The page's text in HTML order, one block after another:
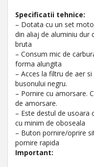
Specificatii tehnice:
– Dotata cu un set
din aliaj de aluminiu dur
bruta
– Consum mic de
forma alungita
– Acces la filtru de aer
busonului negru.
– Pornire cu amorsare.
de amorsare.
– Este destul de usoara
cu minim de oboseala
– Buton pornire/oprire
pornire rapida
Important: